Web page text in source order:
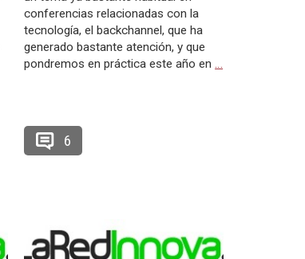
conferencias relacionadas con la
tecnología, el backchannel, que ha
generado bastante atención, y que
pondremos en práctica este año en…
6